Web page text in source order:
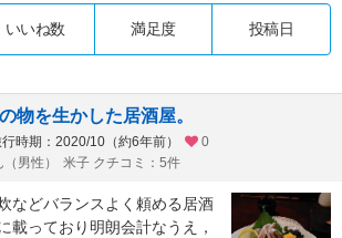
いいね数 満足度 投稿日
物を生かした居酒屋。
時期：2020/10（約6年前）
0
（男性） 米子 クチコミ：5件
などバランスよく頼める居酒
載っており明朗会計なうえ，